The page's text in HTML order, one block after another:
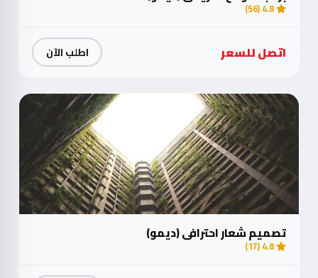
4.8 (56)
اتصل للسعر اطلب الآن
تصميم شعار احترافي (ديمو)
4.8 (17)